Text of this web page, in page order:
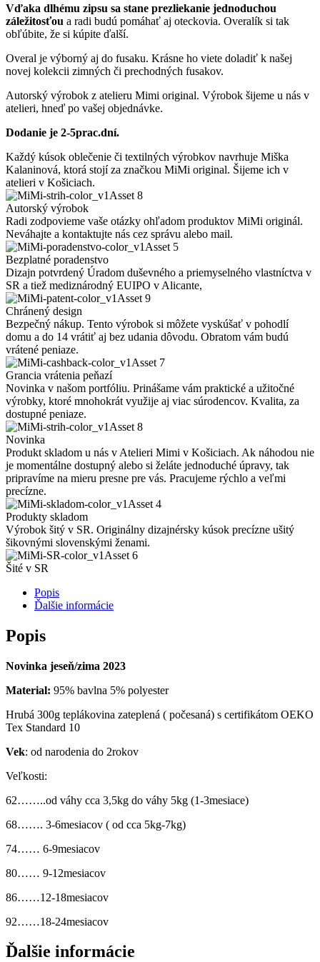
Vďaka dlhému zipsu sa stane prezliekanie jednoduchou
záležitosťou a radi budú pomáhať aj oteckovia. Overalík si tak
obľúbite, že si kúpite ďalší.
Overal je výborný aj do fusaku. Krásne ho viete doladiť k našej
novej kolekcii zimných či prechodných fusakov.
Autorský výrobok z atelieru Mimi original. Výrobok šijeme u nás v
atelieri, hneď po vašej objednávke.
Dodanie je 2-5prac.dní.
Každý kúsok oblečenie či textilných výrobkov navrhuje Miška
Kalaninová, ktorá stojí za značkou MiMi original. Šijeme ich v
atelieri v Košiciach.
Autorský výrobok
Radi zodpovieme vaše otázky ohľadom produktov MiMi originál.
Neváhajte a kontaktujte nás cez správu alebo mail.
Bezplatné poradenstvo
Dizajn potvrdený Úradom duševného a priemyselného vlastníctva v
SR a tiež mediznárodný EUIPO v Alicante,
Chránený design
Bezpečný nákup. Tento výrobok si môžete vyskúšať v pohodlí
domu a do 14 vrátiť aj bez udania dôvodu. Obratom vám budú
vrátené peniaze.
Grancia vrátenia peňazí
Novinka v našom portfóliu. Prinášame vám praktické a užitočné
výrobky, ktoré mnohokrát využije aj viac súrodencov. Kvalita, za
dostupné peniaze.
Novinka
Produkt skladom u nás v Atelieri Mimi v Košiciach. Ak náhodou nie
je momentálne dostupný alebo si želáte jednoduché úpravy, tak
pripravíme na mieru presne pre vás. Pracujeme rýchlo a veľmi
precízne.
Produkty skladom
Výrobok šitý v SR. Originálny dizajnérsky kúsok precízne ušitý
šikovnými slovenskými ženami.
Šité v SR
Popis
Ďalšie informácie
Popis
Novinka jeseň/zima 2023
Material: 95% bavlna 5% polyester
Hrubá 300g teplákovina zateplená ( počesaná) s certifikátom OEKO
Tex Standard 10
Vek: od narodenia do 2rokov
Veľkosti:
62……..od váhy cca 3,5kg do váhy 5kg (1-3mesiace)
68……. 3-6mesiacov ( od cca 5kg-7kg)
74…… 6-9mesiacov
80…… 9-12mesiacov
86……12-18mesiacov
92……18-24mesiacov
Ďalšie informácie